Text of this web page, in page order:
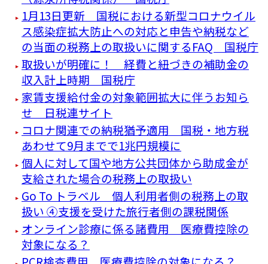
1月13日更新 国税における新型コロナウイル
ス感染症拡大防止への対応と申告や納税など
の当面の税務上の取扱いに関するFAQ 国税庁
取扱いが明確に！ 経費と紐づきの補助金の
収入計上時期 国税庁
家賃支援給付金の対象範囲拡大に伴うお知ら
せ 日税連サイト
コロナ関連での納税猶予適用 国税・地方税
あわせて9月までで1兆円規模に
個人に対して国や地方公共団体から助成金が
支給された場合の税務上の取扱い
Go To トラベル 個人利用者側の税務上の取
扱い ④支援を受けた旅行者側の課税関係
オンライン診療に係る諸費用 医療費控除の
対象になる？